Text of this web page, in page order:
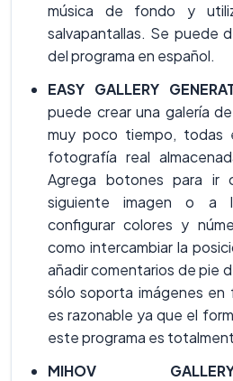
música de fondo y
salvapantallas. Se puede
del programa en español.
EASY GALLERY
puede crear una galería
muy poco tiempo, todas
fotografía real
Agrega botones para ir
siguiente imagen o a
configurar colores y
como intercambiar la
añadir comentarios de pie
sólo soporta imágenes en
es razonable ya que el
este programa es
MIHOV